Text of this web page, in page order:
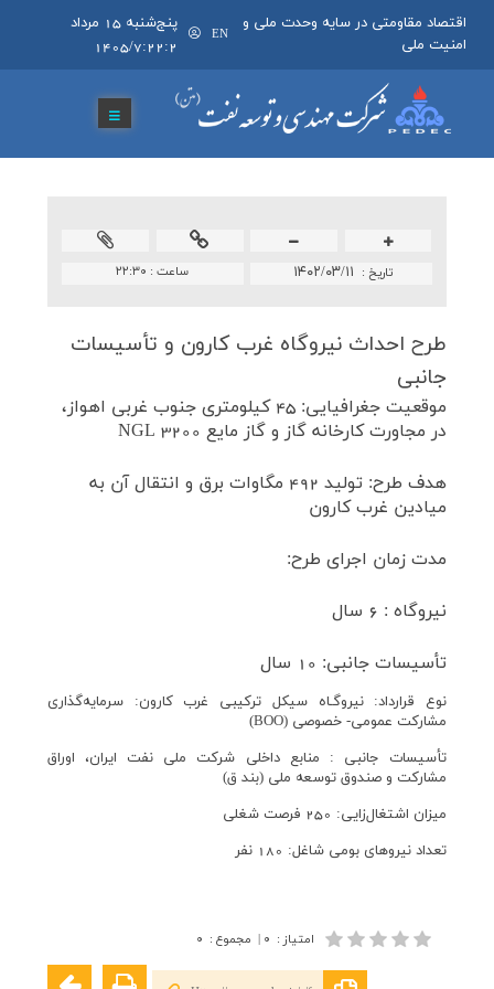
اقتصاد مقاومتی در سایه وحدت ملی و
امنیت ملی
EN
پنج‌شنبه 15 مرداد
1405/7:22:2
ساعت : ۲۲:۳۰ تاريخ : ۱۴۰۲/۰۳/۱۱
طرح احداث نیروگاه غرب كارون و تأسیسات
جانبی
موقعيت جغرافيايی: 45 كيلومتری جنوب غربی اهواز،
‌در مجاورت كارخانه گاز و گاز مايع NGL 3200
هدف طرح: توليد 492 مگاوات برق و انتقال آن به
ميادين غرب كارون
مدت زمان اجرای طرح:
نيروگاه : 6 سال
تأسيسات جانبی: 10 سال
نوع قرارداد: نيروگـاه سيكل تركيبی غرب كارون: سرمايه‌گذاری
مشارکت عمومی- خصوصی (BOO)
تأسيسات جانبی : منابع داخلی شركت ملی نفت ايران، اوراق
مشاركت و صندوق توسعه ملی (بند ق)
ميزان اشتغال‌زايی: 250 فرصت شغلی
تعداد نيروهای بومی شاغل: 180 نفر
امتیاز : ۰ | مجموع : ۰